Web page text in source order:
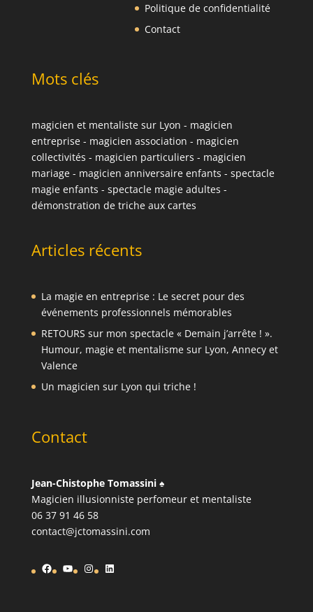
Politique de confidentialité
Contact
Mots clés
magicien et mentaliste sur Lyon - magicien
entreprise - magicien association - magicien
collectivités - magicien particuliers - magicien
mariage- magicien anniversaire enfants - spectacle
magie enfants - spectacle magie adultes -
démonstration de triche aux cartes
Articles récents
La magie en entreprise : Le secret pour des
événements professionnels mémorables
RETOURS sur mon spectacle « Demain j’arrête ! ».
Humour, magie et mentalisme sur Lyon, Annecy et
Valence
Un magicien sur Lyon qui triche !
Contact
Jean-Chistophe Tomassini ♠️
Magicien illusionniste perfomeur et mentaliste
06 37 91 46 58
contact@jctomassini.com
Facebook
YouTube
Instagram
LinkedIn